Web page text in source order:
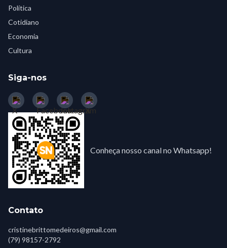
Política
Cotidiano
Economia
Cultura
Siga-nos
Conheça nosso canal no Whatsapp!
Contato
cristinebrittomedeiros@gmail.com
(79) 98157-2792